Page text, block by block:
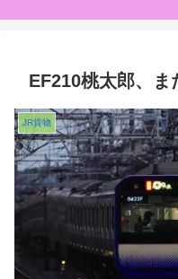
EF210桃太郎、
JR貨物